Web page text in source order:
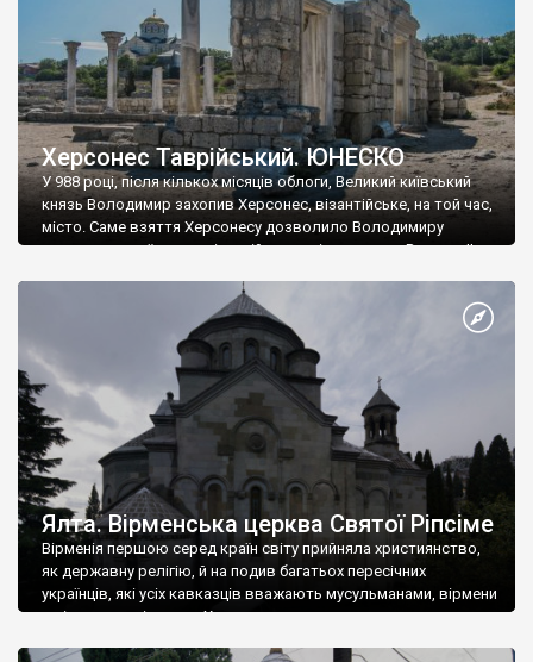
Херсонес Таврійський. ЮНЕСКО
У 988 році, після кількох місяців облоги, Великий київський
князь Володимир захопив Херсонес, візантійське, на той час,
місто. Саме взяття Херсонесу дозволило Володимиру
диктувати свої умови візантійському імператору Василю ІІ, та
Херсонесі Володимир-язичник, став Василем-християнином.
А потім було Хрещення Русі. На честь Херсонесу Таврійського
Ялта. Вірменська церква Святої Ріпсіме
Вірменія першою серед країн світу прийняла християнство,
як державну релігію, й на подив багатьох пересічних
українців, які усіх кавказців вважають мусульманами, вірмени
є відданими вірянами Христа